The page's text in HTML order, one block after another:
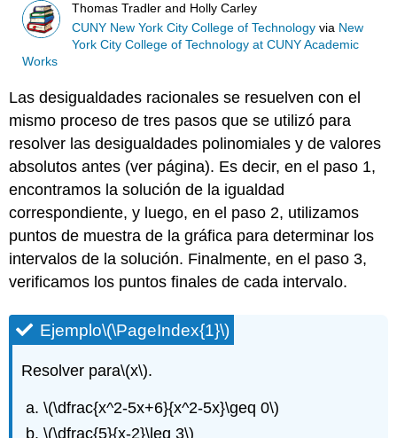
Thomas Tradler and Holly Carley
CUNY New York City College of Technology via New
York City College of Technology at CUNY Academic
Works
Las desigualdades racionales se resuelven con el
mismo proceso de tres pasos que se utilizó para
resolver las desigualdades polinomiales y de valores
absolutos antes (ver página). Es decir, en el paso 1,
encontramos la solución de la igualdad
correspondiente, y luego, en el paso 2, utilizamos
puntos de muestra de la gráfica para determinar los
intervalos de la solución. Finalmente, en el paso 3,
verificamos los puntos finales de cada intervalo.
Ejemplo\(\PageIndex{1}\)
Resolver para\(x\).
\(\dfrac{x^2-5x+6}{x^2-5x}\geq 0\)
\(\dfrac{5}{x-2}\leq 3\)